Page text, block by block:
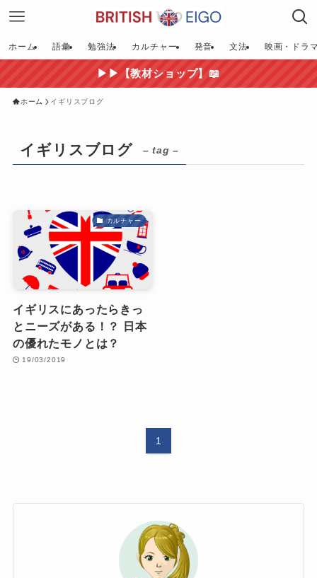
ホーム 語彙 勉強法 カルチャー 発音 文法 映画・ドラ
▶▶【教材ショップ】📖
ホーム イギリスブログ
イギリスブログ – tag –
カルチャー
イギリスにあったらきっ
とニーズがある！？ 日本
の優れたモノとは？
19/03/2019
1